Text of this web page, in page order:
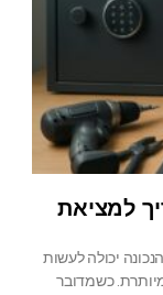
למציאת
יכולה לעשות
כשמדובר